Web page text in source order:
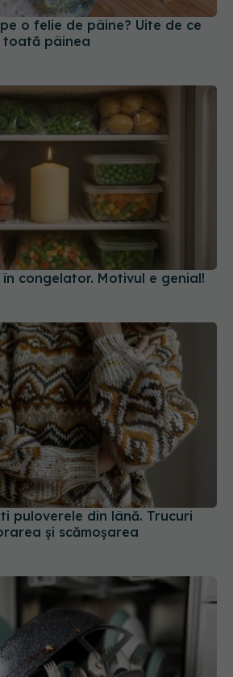
în congelator. Motivul e genial!
puloverele din lână. Trucuri
și scămoșarea